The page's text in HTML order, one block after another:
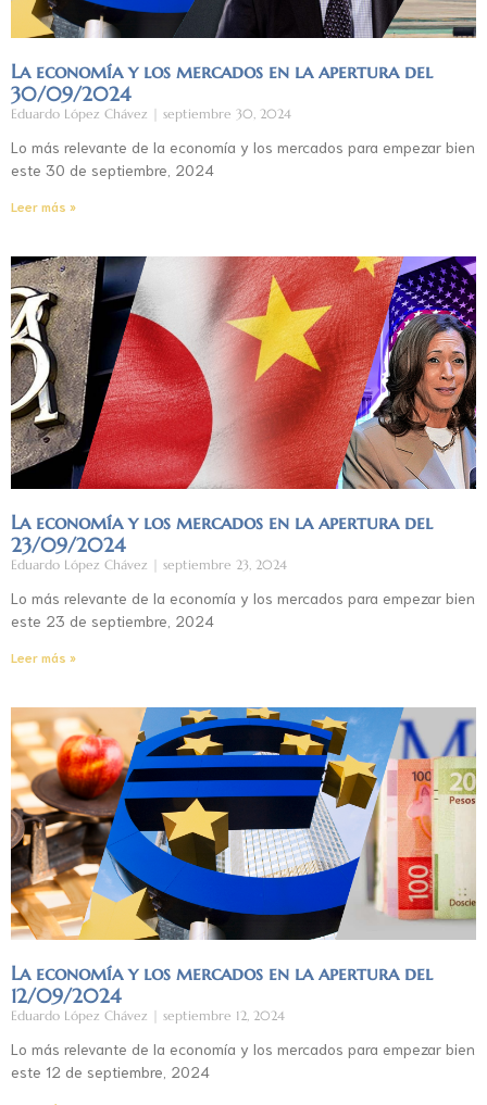
La economía y los mercados en la apertura del
30/09/2024
Eduardo López Chávez septiembre 30, 2024
Lo más relevante de la economía y los mercados para empezar bien
este 30 de septiembre, 2024
Leer más »
La economía y los mercados en la apertura del
23/09/2024
Eduardo López Chávez septiembre 23, 2024
Lo más relevante de la economía y los mercados para empezar bien
este 23 de septiembre, 2024
Leer más »
La economía y los mercados en la apertura del
12/09/2024
Eduardo López Chávez septiembre 12, 2024
Lo más relevante de la economía y los mercados para empezar bien
este 12 de septiembre, 2024